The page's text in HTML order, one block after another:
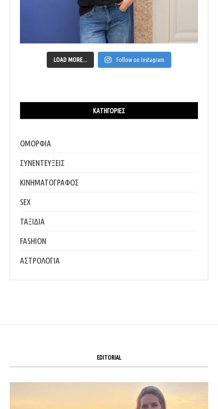
LOAD MORE... Follow on Instagram
ΚΑΤΗΓΟΡΊΕΣ
ΟΜΟΡΦΙΑ
ΣΥΝΕΝΤΕΥΞΕΙΣ
ΚΙΝΗΜΑΤΟΓΡΑΦΟΣ
SEX
ΤΑΞΙΔΙΑ
FASHION
ΑΣΤΡΟΛΟΓΙΑ
EDITORIAL